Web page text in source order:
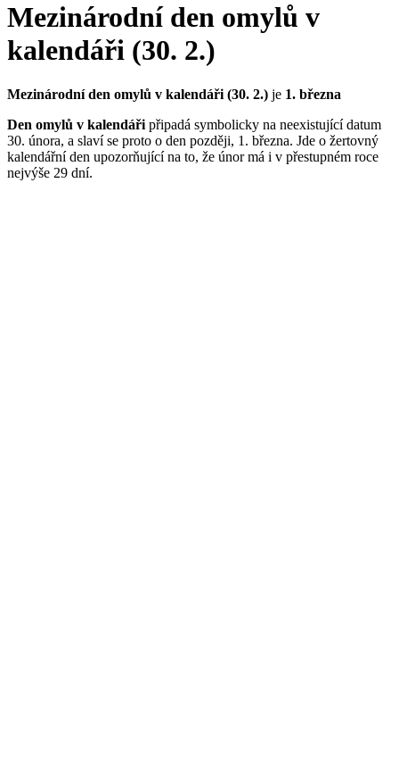
Mezinárodní den omylů v
kalendáři (30. 2.)
Mezinárodní den omylů v kalendáři (30. 2.) je 1. března
Den omylů v kalendáři připadá symbolicky na neexistující datum
30. února, a slaví se proto o den později, 1. března. Jde o žertovný
kalendářní den upozorňující na to, že únor má i v přestupném roce
nejvýše 29 dní.